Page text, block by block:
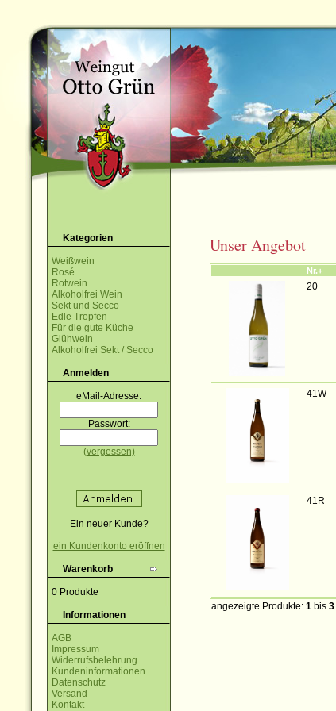
Kategorien
Weißwein
Rosé
Rotwein
Alkoholfrei Wein
Sekt und Secco
Edle Tropfen
Für die gute Küche
Glühwein
Alkoholfrei Sekt / Secco
Anmelden
eMail-Adresse:
Passwort:
(vergessen)
Ein neuer Kunde?
ein Kundenkonto eröffnen
Warenkorb
0 Produkte
Informationen
AGB
Impressum
Widerrufsbelehrung
Kundeninformationen
Datenschutz
Versand
Kontakt
Unser Angebot
Nr.+
20
41W
41R
angezeigte Produkte: 1 bis 3